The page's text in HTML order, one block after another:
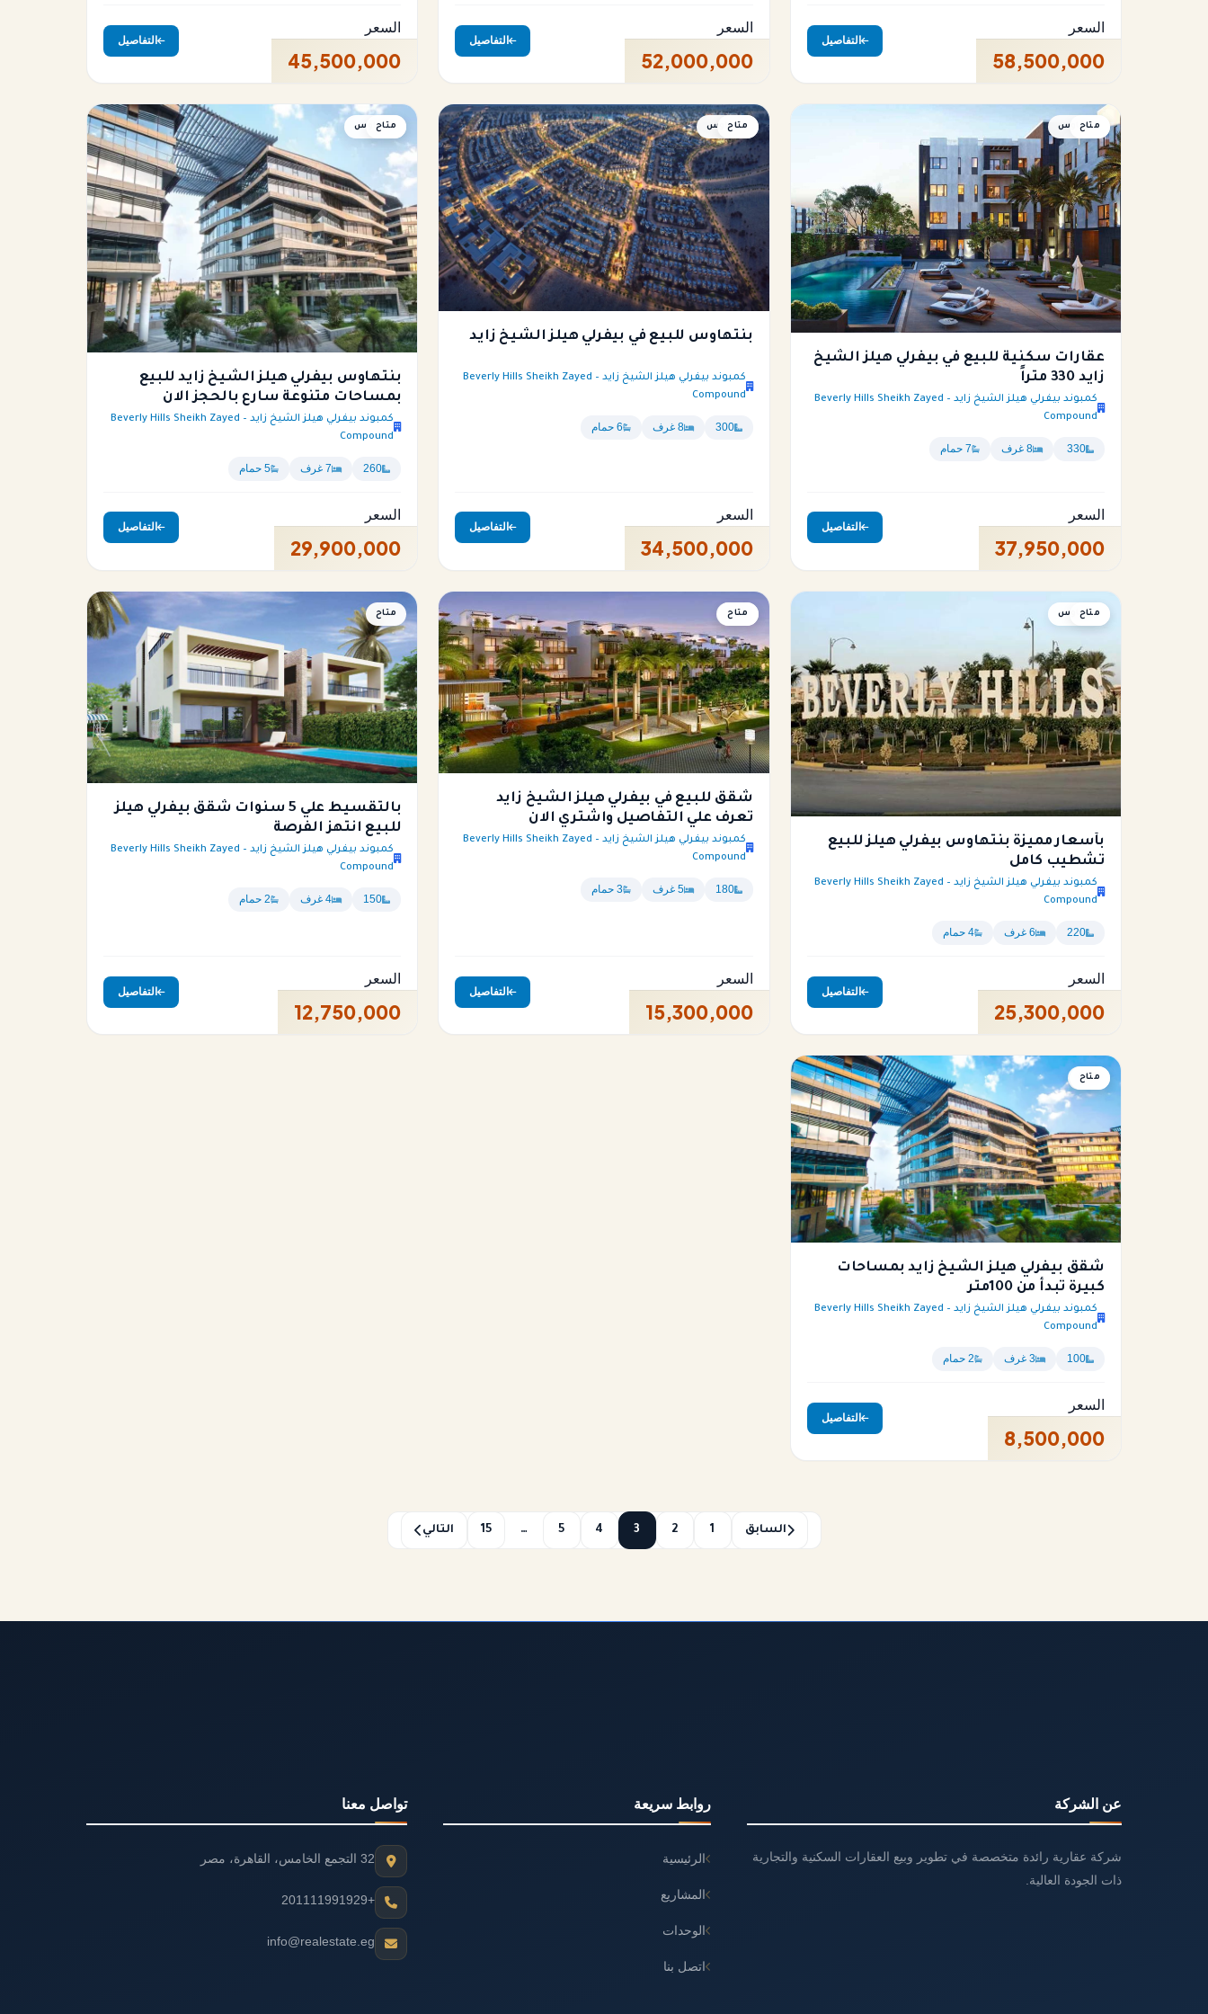
السعر
58,500,000
التفاصيل
السعر
52,000,000
التفاصيل
السعر
45,500,000
التفاصيل
بنتهاوس
متاح
عقارات سكنية للبيع في بيفرلي هيلز الشيخ
زايد 330 متراً
كمبوند بيفرلي هيلز الشيخ زايد – Beverly Hills Sheikh Zayed
Compound
330 8 غرف 7 حمام
السعر
37,950,000
التفاصيل
بنتهاوس
متاح
بنتهاوس للبيع في بيفرلي هيلز الشيخ زايد
كمبوند بيفرلي هيلز الشيخ زايد – Beverly Hills Sheikh Zayed
Compound
300 8 غرف 6 حمام
السعر
34,500,000
التفاصيل
بنتهاوس
متاح
بنتهاوس بيفرلي هيلز الشيخ زايد للبيع
بمساحات متنوعة سارع بالحجز الان
كمبوند بيفرلي هيلز الشيخ زايد – Beverly Hills Sheikh Zayed
Compound
260 7 غرف 5 حمام
السعر
29,900,000
التفاصيل
بنتهاوس
متاح
بأسعار مميزة بنتهاوس بيفرلي هيلز للبيع
تشطيب كامل
كمبوند بيفرلي هيلز الشيخ زايد – Beverly Hills Sheikh Zayed
Compound
220 6 غرف 4 حمام
السعر
25,300,000
التفاصيل
شقة
متاح
شقق للبيع في بيفرلي هيلز الشيخ زايد
تعرف علي التفاصيل واشتري الان
كمبوند بيفرلي هيلز الشيخ زايد – Beverly Hills Sheikh Zayed
Compound
180 5 غرف 3 حمام
السعر
15,300,000
التفاصيل
متاح
بالتقسيط علي 5 سنوات شقق بيفرلي هيلز
للبيع انتهز الفرصة
كمبوند بيفرلي هيلز الشيخ زايد – Beverly Hills Sheikh Zayed
Compound
150 4 غرف 2 حمام
السعر
12,750,000
التفاصيل
شقة
متاح
شقق بيفرلي هيلز الشيخ زايد بمساحات
كبيرة تبدأ من 100متر
كمبوند بيفرلي هيلز الشيخ زايد – Beverly Hills Sheikh Zayed
Compound
100 3 غرف 2 حمام
السعر
8,500,000
التفاصيل
السابق 1
2
3
4
5
…
15 التالي
عن الشركة
شركة عقارية رائدة متخصصة في تطوير وبيع العقارات السكنية والتجارية
ذات الجودة العالية.
روابط سريعة
الرئيسية
المشاريع
الوحدات
اتصل بنا
تواصل معنا
32 التجمع الخامس، القاهرة، مصر
+201111991929
info@realestate.eg